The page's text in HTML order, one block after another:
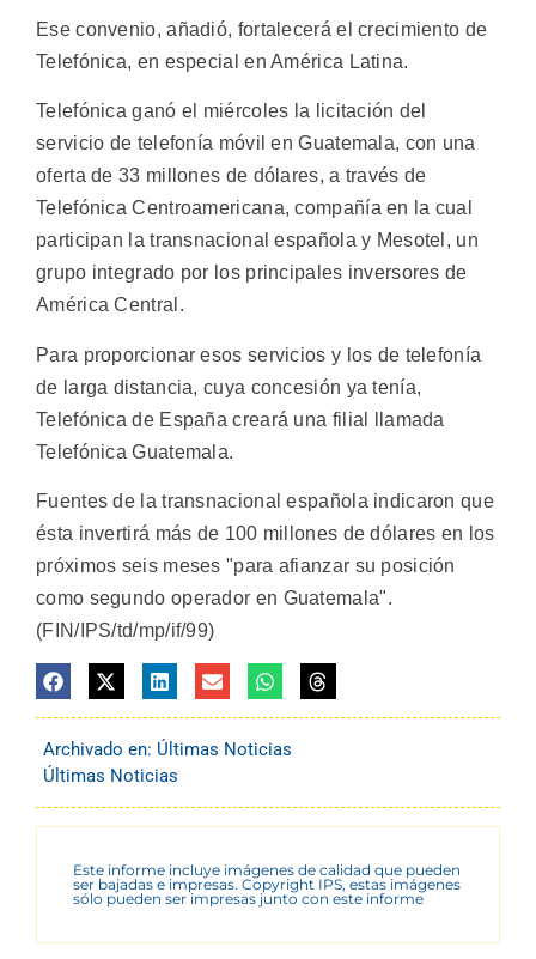
Ese convenio, añadió, fortalecerá el crecimiento de
Telefónica, en especial en América Latina.
Telefónica ganó el miércoles la licitación del
servicio de telefonía móvil en Guatemala, con una
oferta de 33 millones de dólares, a través de
Telefónica Centroamericana, compañía en la cual
participan la transnacional española y Mesotel, un
grupo integrado por los principales inversores de
América Central.
Para proporcionar esos servicios y los de telefonía
de larga distancia, cuya concesión ya tenía,
Telefónica de España creará una filial llamada
Telefónica Guatemala.
Fuentes de la transnacional española indicaron que
ésta invertirá más de 100 millones de dólares en los
próximos seis meses "para afianzar su posición
como segundo operador en Guatemala".
(FIN/IPS/td/mp/if/99)
Archivado en: Últimas Noticias
Últimas Noticias
Este informe incluye imágenes de calidad que pueden
ser bajadas e impresas. Copyright IPS, estas imágenes
sólo pueden ser impresas junto con este informe